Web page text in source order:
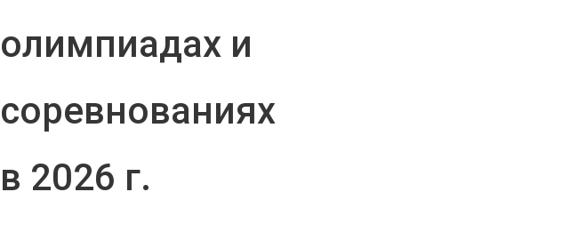
олимпиадах и
соревнованиях
в 2026 г.